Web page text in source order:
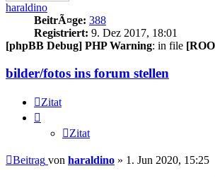
haraldino
BeitrÃ¤ge: 388
Registriert: 9. Dez 2017, 18:01
[phpBB Debug] PHP Warning: in file
bilder/fotos ins forum stellen
Zitat
Zitat
Beitrag von haraldino » 1. Jun 2020, 15:25